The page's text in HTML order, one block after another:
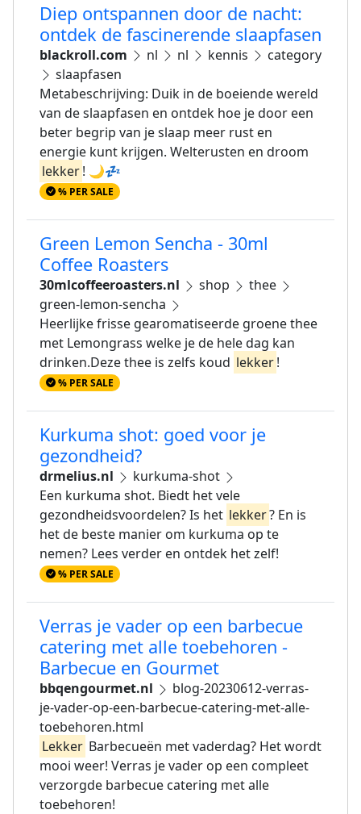
Diep ontspannen door de nacht:
ontdek de fascinerende slaapfasen
blackroll.com nl nl kennis
category
slaapfasen
Metabeschrijving: Duik in de boeiende wereld
van de slaapfasen en ontdek hoe je door een
beter begrip van je slaap meer rust en
energie kunt krijgen. Welterusten en droom
lekker! 🌙💤
% PER SALE
Green Lemon Sencha - 30ml
Coffee Roasters
30mlcoffeeroasters.nl shop
thee
green-lemon-sencha
Heerlijke frisse gearomatiseerde groene thee
met Lemongrass welke je de hele dag kan
drinken.Deze thee is zelfs koud lekker!
% PER SALE
Kurkuma shot: goed voor je
gezondheid?
drmelius.nl
kurkuma-shot
Een kurkuma shot. Biedt het vele
gezondheidsvoordelen? Is het lekker? En is
het de beste manier om kurkuma op te
nemen? Lees verder en ontdek het zelf!
% PER SALE
Verras je vader op een barbecue
catering met alle toebehoren -
Barbecue en Gourmet
bbqengourmet.nl
blog-20230612-verras-
je-vader-op-een-barbecue-catering-met-alle-
toebehoren.html
Lekker Barbecueën met vaderdag? Het wordt
mooi weer! Verras je vader op een compleet
verzorgde barbecue catering met alle
toebehoren!